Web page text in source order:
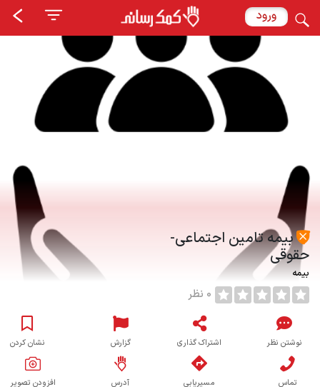
ورود
بیمه تامین اجتماعی-
حقوقی
بیمه
0 نظر
نوشتن نظر اشتراک گذاری گزارش نشان کردن
تماس مسیریابی آدرس افزودن تصویر